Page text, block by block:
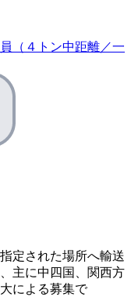
（４トン中距離／一
定された場所へ輸送
主に中四国、関西方
による募集で